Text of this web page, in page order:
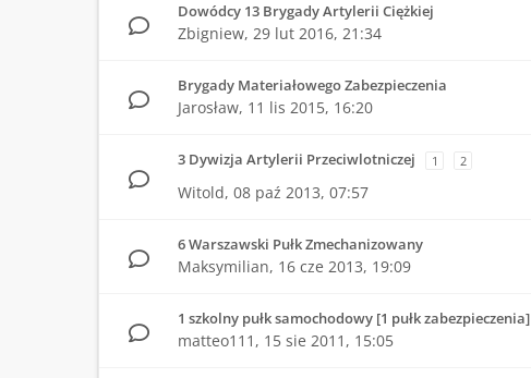
Dowódcy 13 Brygady Artylerii Ciężkiej
Zbigniew, 29 lut 2016, 21:34
Brygady Materiałowego Zabezpieczenia
Jarosław, 11 lis 2015, 16:20
3 Dywizja Artylerii Przeciwlotniczej 1 2
Witold, 08 paź 2013, 07:57
6 Warszawski Pułk Zmechanizowany
Maksymilian, 16 cze 2013, 19:09
1 szkolny pułk samochodowy [1 pułk zabezpieczenia]
matteo111, 15 sie 2011, 15:05